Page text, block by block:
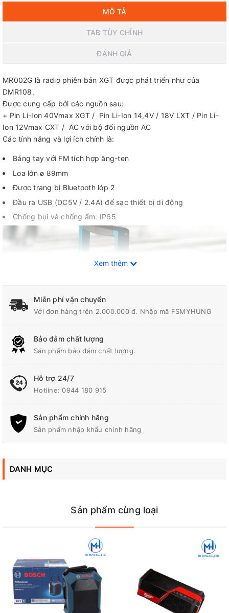
MÔ TẢ
TAB TÙY CHỈNH
ĐÁNH GIÁ
MR002G là radio phiên bản XGT được phát triển như của
DMR108.
Được cung cấp bởi các nguồn sau:
+ Pin Li-Ion 40Vmax XGT / Pin Li-Ion 14,4V / 18V LXT / Pin Li-
Ion 12Vmax CXT / AC với bộ đổi nguồn AC
Các tính năng và lợi ích chính là:
Báng tay với FM tích hợp ăng-ten
Loa lớn ø 89mm
Được trang bị Bluetooth lớp 2
Đầu ra USB (DC5V / 2.4A) để sạc thiết bị di động
Chống bụi và chống ẩm: IP65
Thông số kỹ thuật
Bluetooth
Phạm vi phát tối đa (Tối
Cấu hình Bluetooth tương
thích: A2DP
Kích thước (L X W X H)
Tần Số FM / AM: 522 / 1,710 kHz
Xem thêm
Miễn phí vận chuyển
Với đơn hàng trên 2.000.000 đ. Nhập mã FSMYHUNG
Bảo đảm chất lượng
Sản phẩm bảo đảm chất lượng.
Hỗ trợ 24/7
Hotline:0944 180 915
Sản phẩm chính hãng
Sản phẩm nhập khẩu chính hãng
DANH MỤC
Sản phẩm cùng loại